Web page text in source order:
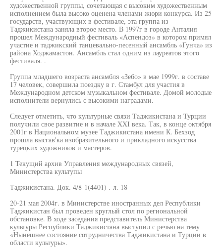
художественной группы, сочетающая с высоким художественным
исполнением была высоко оценена членами жюри конкурса. Из 25
государств, участвующих в фестивале, эта группа из
Таджикистана заняла второе место. В 1997г в городе Анталия
прошел Международный фестиваль «Аспендоз» в котором примял
участие и таджикский танцевально-песенный ансамбль «Гунча» из
района Ходжамастон. Ансамбль стал одним из лауреатов этого
фестиваля. .
Группа младшего возраста ансамбля «Зебо» в мае 1999г. в составе
17 человек, совершила поездку в г. Стамбул для участия в
Международном детском музыкальном фестивале. Домой молодые
исполнители вернулись с высокими наградами.
Следует отметить, что культурные связи Таджикистана и Турции
получили свое развитие и в начале XXI века. Так, в конце октября
2001г в Национальном музее Таджикистана имени К. Бехзод
прошла высгав'ка изобразительного и прикладного искусства
турецких художников и мастеров.
1 Текущий архив Управления международных связей,
Министерства культупы
Таджикистана. Док. 4/8-1(4401) .-л. 18
20-21 мая 2004г. в Министерстве иностранных дел Республики
Таджикистан был проведен круглый стол по региональной
обстановке. В ходе заседания представитель Министерства
культуры Республики Таджикистана выступил с речью на тему
«Нынешнее состояние сотрудничества Таджикистана и Турции в
области культуры».